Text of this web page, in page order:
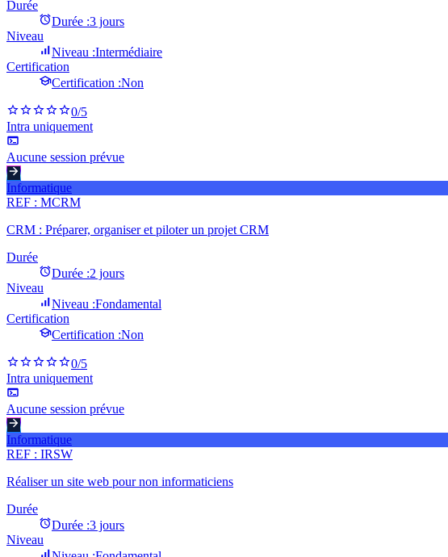
Durée
Durée :3 jours
Niveau
Niveau :Intermédiaire
Certification
Certification :Non
0/5
Intra uniquement
Aucune session prévue
Informatique
REF : MCRM
CRM : Préparer, organiser et piloter un projet CRM
Durée
Durée :2 jours
Niveau
Niveau :Fondamental
Certification
Certification :Non
0/5
Intra uniquement
Aucune session prévue
Informatique
REF : IRSW
Réaliser un site web pour non informaticiens
Durée
Durée :3 jours
Niveau